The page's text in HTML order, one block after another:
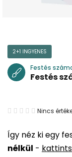
Így néz ki egy
nélkül -
2+1 INGYENES
Festés
Festés
A
átlagos
Nincs